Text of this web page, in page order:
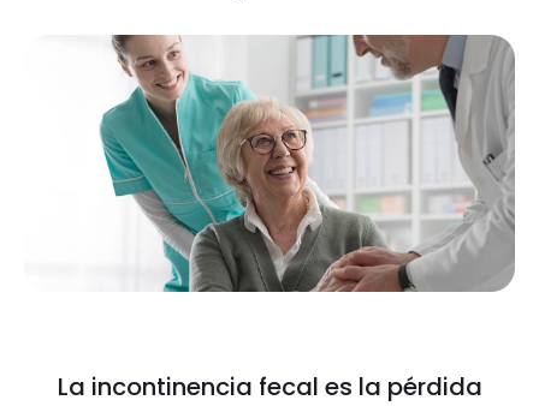
La incontinencia fecal es la pérdida